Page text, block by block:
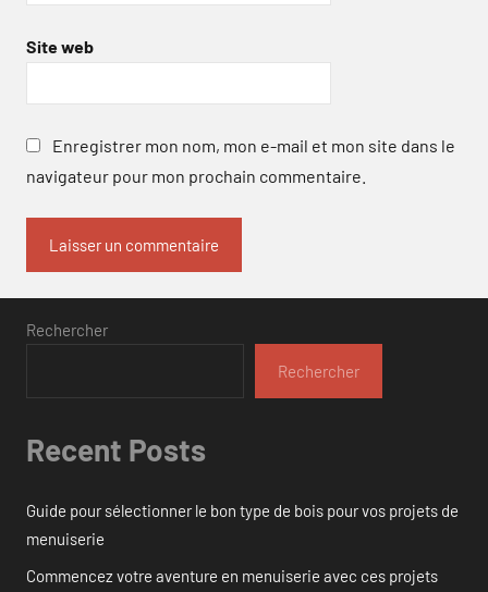
Site web
Enregistrer mon nom, mon e-mail et mon site dans le
navigateur pour mon prochain commentaire.
Rechercher
Rechercher
Recent Posts
Guide pour sélectionner le bon type de bois pour vos projets de
menuiserie
Commencez votre aventure en menuiserie avec ces projets